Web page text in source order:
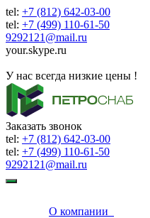
tel: +7 (812) 642-03-00
tel: +7 (499) 110-61-50
9292121@mail.ru
your.skype.ru
У нас всегда низкие цены !
Заказать звонок
tel: +7 (812) 642-03-00
tel: +7 (499) 110-61-50
9292121@mail.ru
О компании